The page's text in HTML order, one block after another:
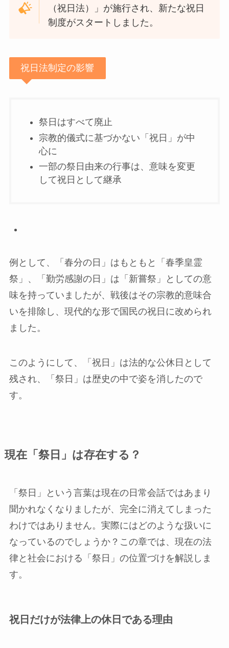
（祝日法）」が施行され、新たな祝日
制度がスタートしました。
祝日法制定の影響
祭日はすべて廃止
宗教的儀式に基づかない「祝日」が中
心に
一部の祭日由来の行事は、意味を変更
して祝日として継承
例として、「春分の日」はもともと「春季皇霊
祭」、「勤労感謝の日」は「新嘗祭」としての意
味を持っていましたが、戦後はその宗教的意味合
いを排除し、現代的な形で国民の祝日に改められ
ました。
このようにして、「祝日」は法的な公休日として
残され、「祭日」は歴史の中で姿を消したので
す。
現在「祭日」は存在する？
「祭日」という言葉は現在の日常会話ではあまり
聞かれなくなりましたが、完全に消えてしまった
わけではありません。実際にはどのような扱いに
なっているのでしょうか？この章では、現在の法
律と社会における「祭日」の位置づけを解説しま
す。
祝日だけが法律上の休日である理由